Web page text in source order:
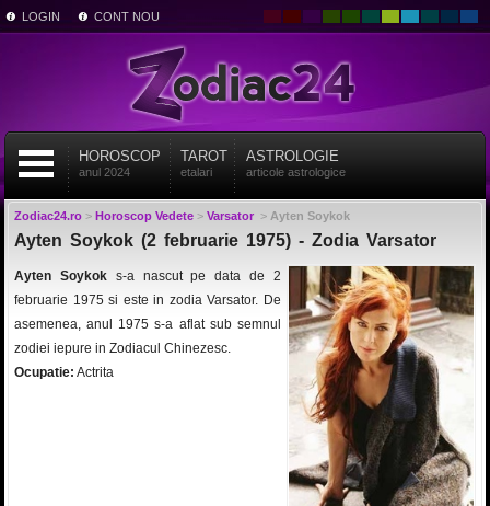
LOGIN CONT NOU
HOROSCOP
anul 2024
TAROT
etalari
ASTROLOGIE
articole astrologice
Zodiac24.ro> Horoscop Vedete> Varsator> Ayten Soykok
Ayten Soykok (2 februarie 1975) - Zodia Varsator
Ayten Soykoks-a nascut pe data de 2
februarie 1975 si este in zodia Varsator. De
asemenea, anul 1975 s-a aflat sub semnul
zodiei iepure in Zodiacul Chinezesc.
Ocupatie: Actrita